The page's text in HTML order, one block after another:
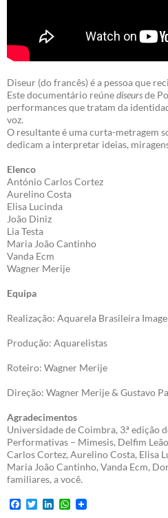
Diseur (do francês) é a pessoa que
Este documentário reúnediseursde
performances que tratam da
voz.
O resultante é uma curta-metragem
dedicam a interpretar ideias,
Elenco
António Carlos Cortez
Aurelino Costa
Elisa Lucinda
João Diniz
Lia Testa
Maria João Cantinho
Vanda Ecm
Wagner Merije
Equipa
Realização: Aquarela Brasileira
Produção: Aquarelistas
Roteiro: Wagner Merije
Direção: Wagner Merije & Gustavo
Agradecimentos
Universidade de Coimbra, 3.ª edição
Performativas – Mimesis, Delfim
Carlos Cortez, Aurelino Costa, Elisa
Maria João Cantinho, Vanda Ecm,
familiares, a você.
F
T
W